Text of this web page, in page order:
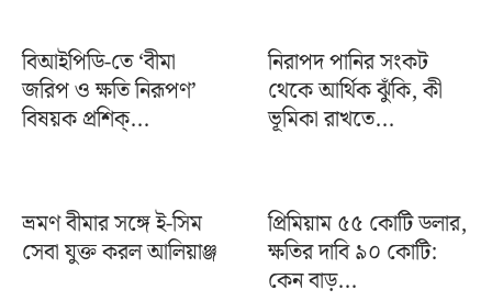
বিআইপিডি-তে ‘বীমা
জরিপ ও ক্ষতি নিরূপণ’
বিষয়ক প্রশিক্...
নিরাপদ পানির সংকট
থেকে আর্থিক ঝুঁকি, কী
ভূমিকা রাখতে...
ভ্রমণ বীমার সঙ্গে ই-সিম
সেবা যুক্ত করল আলিয়াঞ্জ
প্রিমিয়াম ৫৫ কোটি ডলার,
ক্ষতির দাবি ৯০ কোটি:
কেন বাড়...